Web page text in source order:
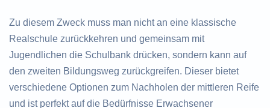
Zu diesem Zweck muss man nicht an eine klassische
Realschule zurückkehren und gemeinsam mit
Jugendlichen die Schulbank drücken, sondern kann auf
den zweiten Bildungsweg zurückgreifen. Dieser bietet
verschiedene Optionen zum Nachholen der mittleren Reife
und ist perfekt auf die Bedürfnisse Erwachsener